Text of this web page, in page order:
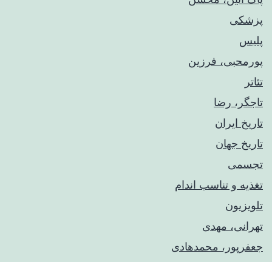
پزشکی
پلیس
پورمحبی، فرزین
تئاتر
تاجگر، رضا
تاریخ ایران
تاریخ جهان
تجسمی
تغذیه و تناسب اندام
تلویزیون
تهرانی، مهدی
جعفرپور، محمدهادی